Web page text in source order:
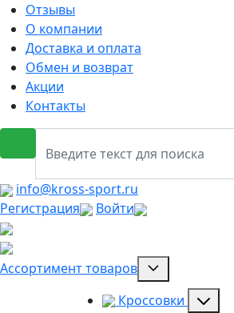
Отзывы
О компании
Доставка и оплата
Обмен и возврат
Акции
Контакты
info@kross-sport.ru
Регистрация
Войти
Ассортимент товаров
Кроссовки